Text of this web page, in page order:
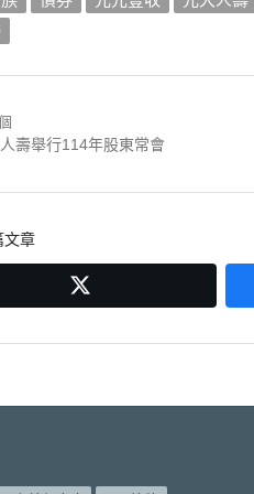
壽舉行114年股東常會
文章